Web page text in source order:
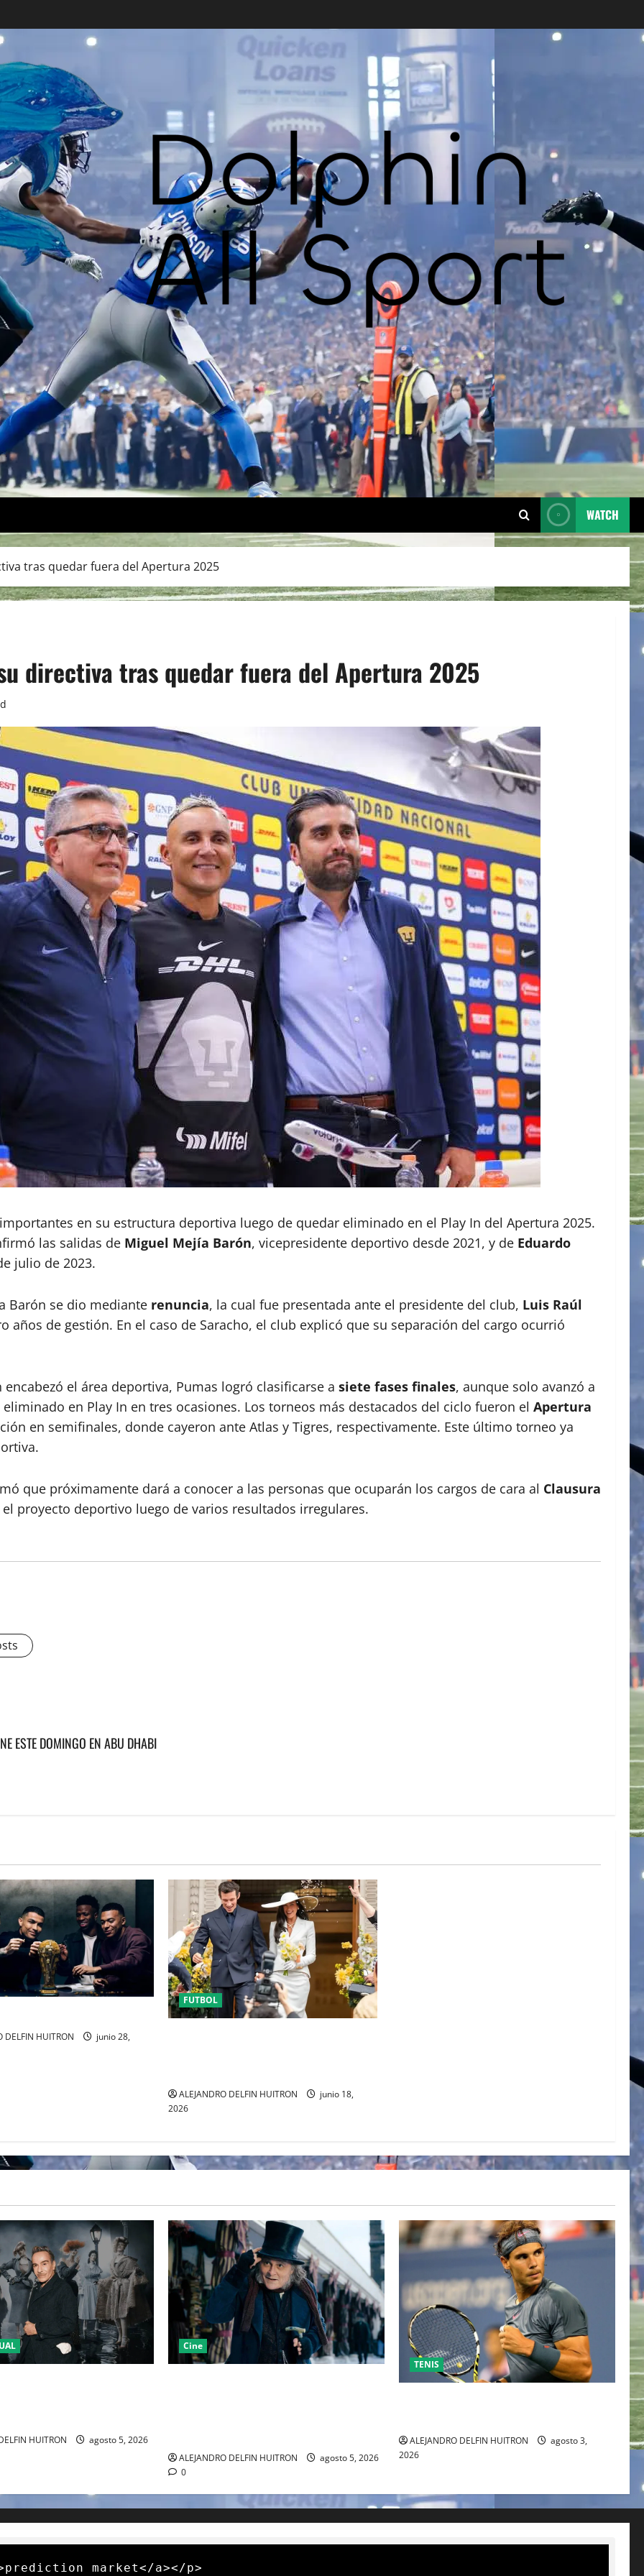
WATCH
tras quedar fuera del Apertura 2025
directiva tras quedar fuera del Apertura 2025
en su estructura deportiva luego de quedar eliminado en el Play In del Apertura 2025.
las salidas de Miguel Mejía Barón, vicepresidente deportivo desde 2021, y de Eduardo
julio de 2023.
Barón se dio mediante renuncia, la cual fue presentada ante el presidente del club, Luis Raúl
años de gestión. En el caso de Saracho, el club explicó que su separación del cargo ocurrió
el área deportiva, Pumas logró clasificarse a siete fases finales, aunque solo avanzó a
en Play In en tres ocasiones. Los torneos más destacados del ciclo fueron el Apertura
en semifinales, donde cayeron ante Atlas y Tigres, respectivamente. Este último torneo ya
que próximamente dará a conocer a las personas que ocuparán los cargos de cara al Clausura
proyecto deportivo luego de varios resultados irregulares.
ESTE DOMINGO EN ABU DHABI
DELFIN HUITRON
junio 28,
FUTBOL
ALEJANDRO DELFIN HUITRON
junio 18,
2026
HUITRON
agosto 5, 2026
Cine
ALEJANDRO DELFIN HUITRON
agosto 5, 2026
0
TENIS
ALEJANDRO DELFIN HUITRON
agosto 3,
2026
market</a></p>